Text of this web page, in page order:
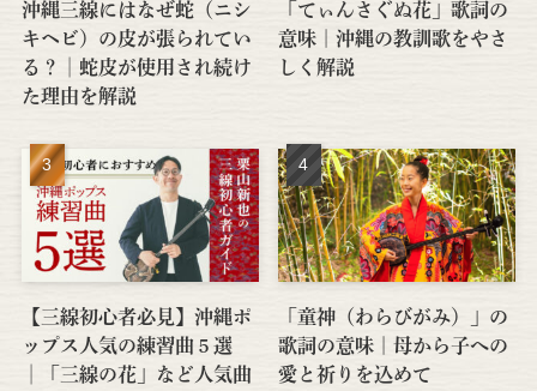
沖縄三線にはなぜ蛇（ニシ
キヘビ）の皮が張られてい
る？│蛇皮が使用され続け
た理由を解説
「てぃんさぐぬ花」歌詞の
意味｜沖縄の教訓歌をやさ
しく解説
【三線初心者必見】沖縄ポ
ップス人気の練習曲５選
│「三線の花」など人気曲
「童神（わらびがみ）」の
歌詞の意味｜母から子への
愛と祈りを込めて